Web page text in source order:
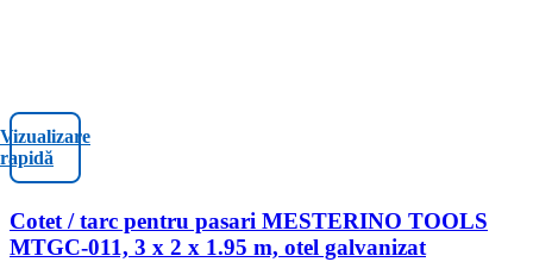
Vizualizare
rapidă
Cotet / tarc pentru pasari MESTERINO TOOLS
MTGC-011, 3 x 2 x 1.95 m, otel galvanizat